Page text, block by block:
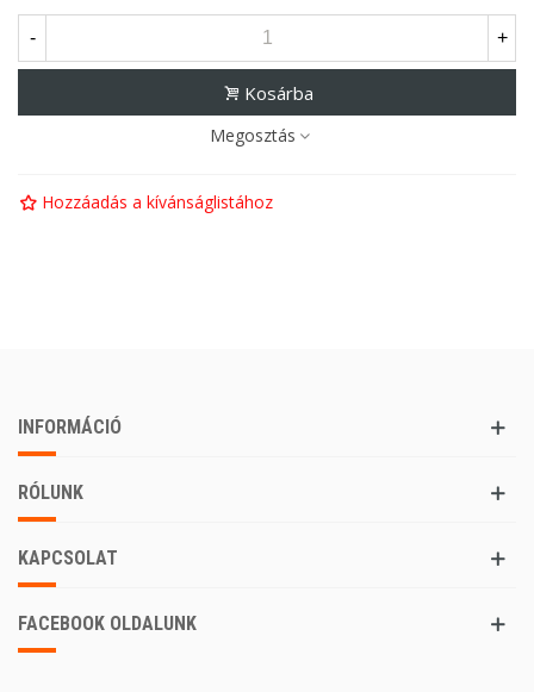
- +
Kosárba
Megosztás
Hozzáadás a kívánságlistához
INFORMÁCIÓ
RÓLUNK
KAPCSOLAT
FACEBOOK OLDALUNK